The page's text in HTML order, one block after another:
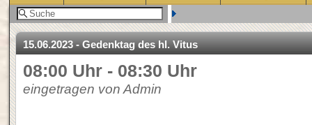
15.06.2023 - Gedenktag des hl. Vitus
08:00 Uhr - 08:30 Uhr
eingetragen von Admin